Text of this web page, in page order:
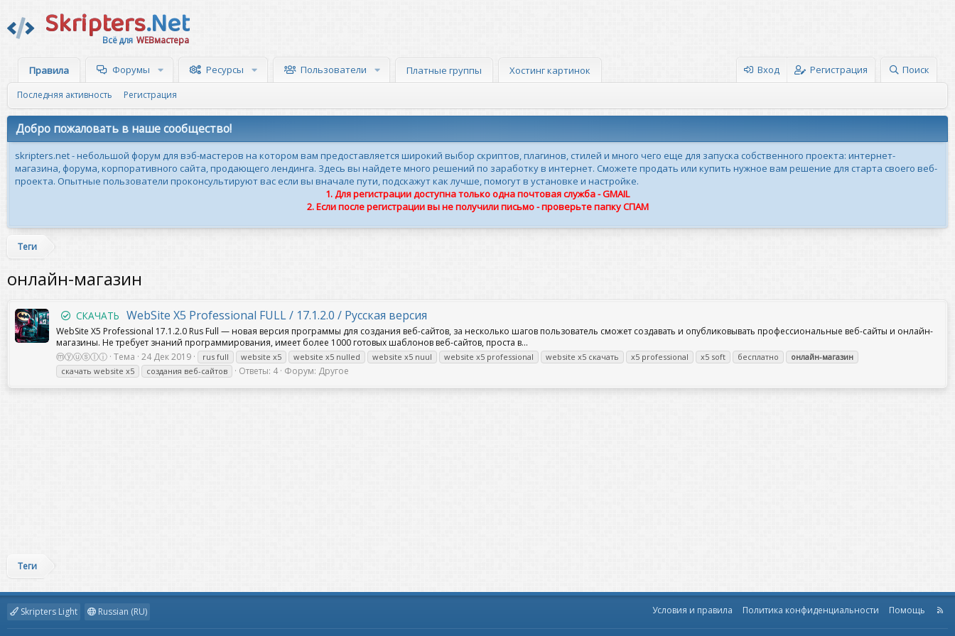
Skripters.Net
Всё для WEBмастера
Правила Форумы Ресурсы Пользователи Платные группы Хостинг картинок Вход Регистрация Поиск
Последняя активность Регистрация
Добро пожаловать в наше сообщество!
skripters.net - небольшой форум для вэб-мастеров на котором вам предоставляется широкий выбор скриптов, плагинов, стилей и много чего еще для запуска собственного проекта: интернет-
магазина, форума, корпоративного сайта, продающего лендинга. Здесь вы найдете много решений по заработку в интернет. Сможете продать или купить нужное вам решение для старта своего веб-
проекта. Опытные пользователи проконсультируют вас если вы вначале пути, подскажут как лучше, помогут в установке и настройке.
1. Для регистрации доступна только одна почтовая служба - GMAIL
2. Если после регистрации вы не получили письмо - проверьте папку СПАМ
Теги
онлайн-магазин
СКАЧАТЬ WebSite X5 Professional FULL / 17.1.2.0 / Русская версия
WebSite X5 Professional 17.1.2.0 Rus Full — новая версия программы для создания веб-сайтов, за несколько шагов пользователь сможет создавать и опубликовывать профессиональные веб-сайты и онлайн-
магазины. Не требует знаний программирования, имеет более 1000 готовых шаблонов веб-сайтов, проста в...
ⓜⓨⓤⓢⓛⓘ Тема 24 Дек 2019 rus full website x5 website x5 nulled website x5 nuul website x5 professional website x5 скачать x5 professional x5 soft бесплатно
онлайн-магазин
скачать website x5
создания веб-сайтов Ответы: 4 Форум: Другое
Теги
Skripters Light Russian (RU) Условия и правила Политика конфиденциальности Помощь
R